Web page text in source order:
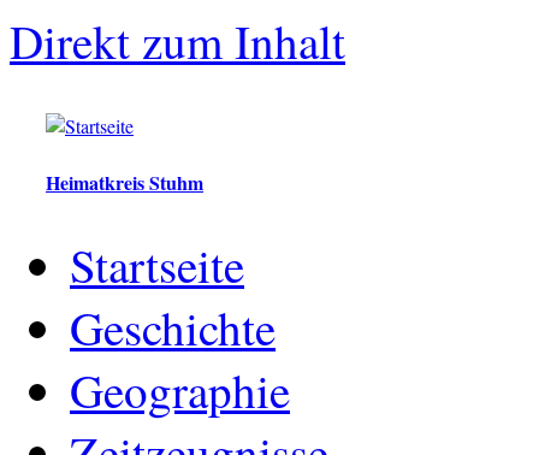
Direkt zum Inhalt
Heimatkreis Stuhm
Startseite
Geschichte
Geographie